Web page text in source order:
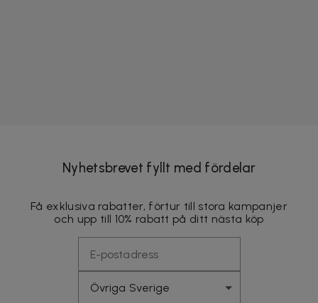
Nyhetsbrevet fyllt med fördelar
Få exklusiva rabatter, förtur till stora kampanjer
och upp till 10% rabatt på ditt nästa köp